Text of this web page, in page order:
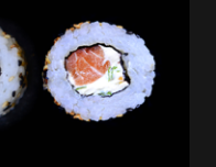
MENU
COBERTURA